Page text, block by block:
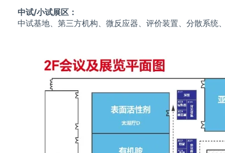
中试/小试展区 ：
中试基地、第三方机构、微反应器、评价装置、分散系